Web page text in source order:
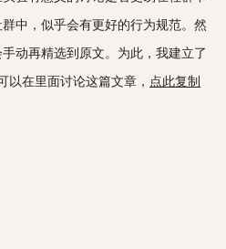
中，似乎会有更好的行为规范。然
动再精选到原文。为此，我建立了
以在里面讨论这篇文章， 点此复制